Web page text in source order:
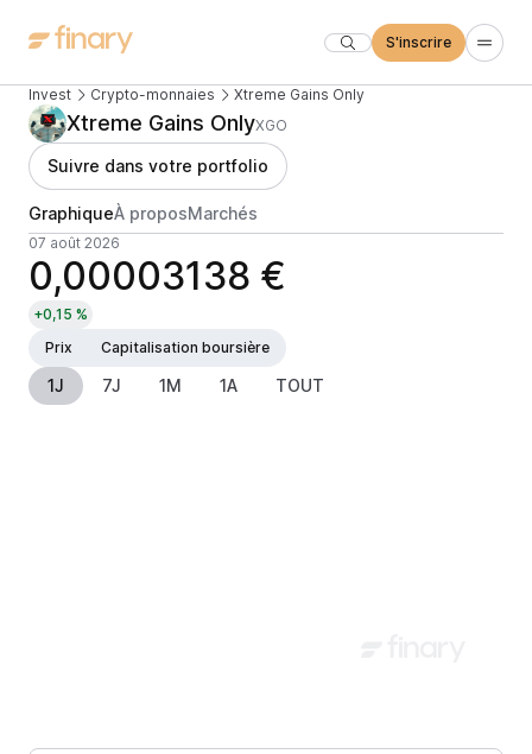
S'inscrire
Invest Crypto-monnaies Xtreme Gains Only
Xtreme Gains OnlyXGO
Suivre dans votre portfolio
GraphiqueÀ proposMarchés
07 août 2026
0,00003138 €
+0,15 %
Prix
Capitalisation boursière
1J 7J 1M 1A TOUT